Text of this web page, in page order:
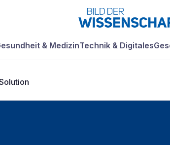
& MedizinTechnik & Digitales